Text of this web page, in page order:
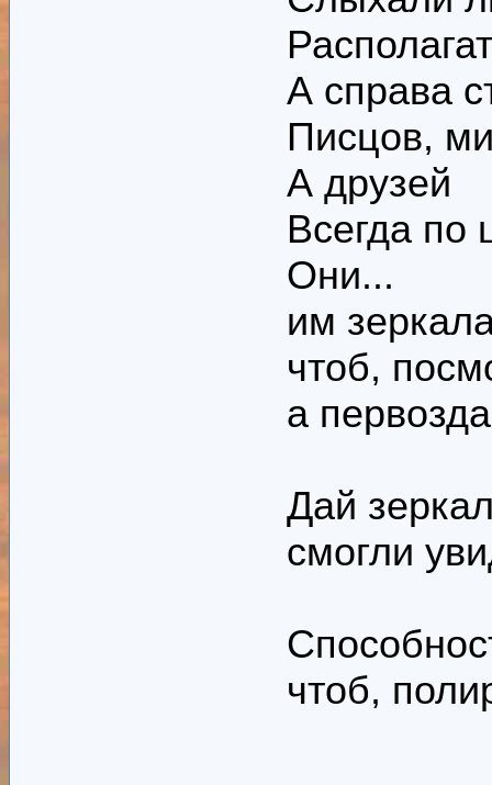
А справа
Писцов,
А друзей
Всегда по
Они...
им
чтоб,
а
Дай
смогли
чтоб,